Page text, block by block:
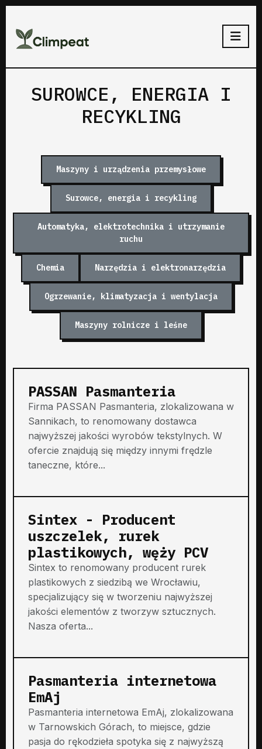
SUROWCE, ENERGIA I
RECYKLING
Maszyny i urządzenia przemysłowe
Surowce, energia i recykling
Automatyka, elektrotechnika i utrzymanie
ruchu
Chemia Narzędzia i elektronarzędzia
Ogrzewanie, klimatyzacja i wentylacja
Maszyny rolnicze i leśne
PASSAN Pasmanteria
Firma PASSAN Pasmanteria, zlokalizowana w
Sannikach, to renomowany dostawca
najwyższej jakości wyrobów tekstylnych. W
ofercie znajdują się między innymi frędzle
taneczne, które...
Sintex - Producent
uszczelek, rurek
plastikowych, węży PCV
Sintex to renomowany producent rurek
plastikowych z siedzibą we Wrocławiu,
specjalizujący się w tworzeniu najwyższej
jakości elementów z tworzyw sztucznych.
Nasza oferta...
Pasmanteria internetowa
EmAj
Pasmanteria internetowa EmAj, zlokalizowana
w Tarnowskich Górach, to miejsce, gdzie
pasja do rękodzieła spotyka się z najwyższą